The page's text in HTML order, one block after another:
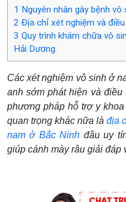
1 Nguyên nhân gây bệnh vô
2 Địa chỉ xét nghiệm và
3 Quy trình khám chữa vô
Hải Dương
Các xét nghiệm vô sinh ở
anh sớm phát hiện và
phương pháp hỗ trợ y
quan trọng khác nữa là địa
nam ở Bắc Ninh đâu uy
giúp cánh mày râu giải đáp